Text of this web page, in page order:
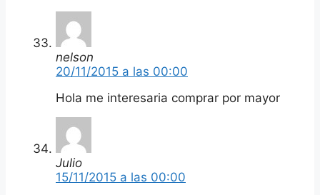
nelson
20/11/2015 a las 00:00
Hola me interesaria comprar por mayor
Julio
15/11/2015 a las 00:00